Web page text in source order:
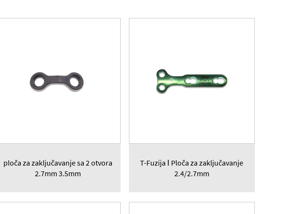
ploča za zaključavanje sa 2 otvora
2.7mm 3.5mm
T-Fuzija Ⅰ Ploča za zaključavanje
2.4/2.7mm